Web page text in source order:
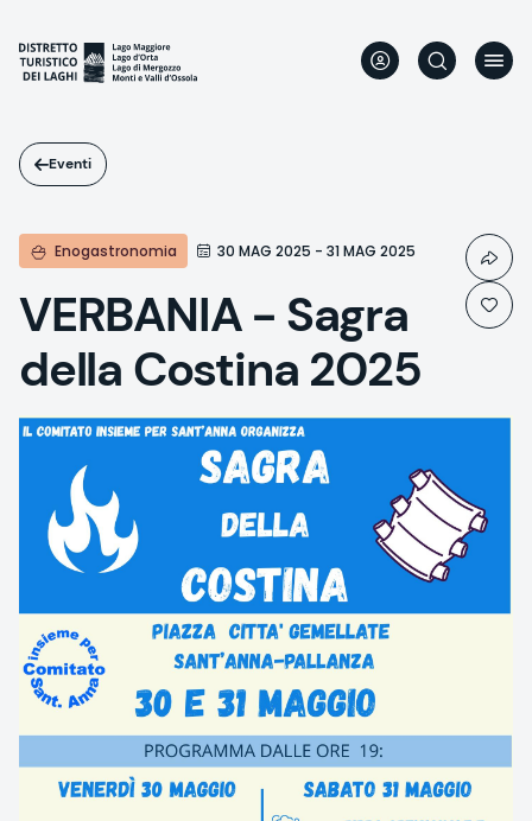
contenuto
principale
Eventi
Enogastronomia 30 MAG 2025 - 31 MAG 2025
VERBANIA - Sagra
della Costina 2025